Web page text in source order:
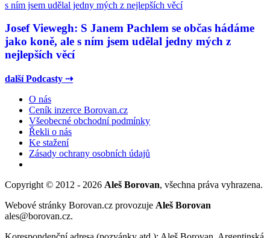
Josef Viewegh: S Janem Pachlem se občas hádáme
jako koně, ale s ním jsem udělal jedny mých z
nejlepších věcí
další Podcasty ⇢
O nás
Ceník inzerce Borovan.cz
Všeobecné obchodní podmínky
Řekli o nás
Ke stažení
Zásady ochrany osobních údajů
Copyright © 2012 - 2026 Aleš Borovan, všechna práva vyhrazena.
Webové stránky Borovan.cz provozuje Aleš Borovan
ales@borovan.cz.